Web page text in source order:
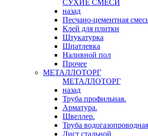
СУХИЕ СМЕСИ
назад
Песчано-цементная
Клей для плитки
Штукатурка
Шпатлевка
Наливной пол
Прочее
МЕТАЛЛОТОРГ
МЕТАЛЛОТОРГ
назад
Труба профильная.
Арматура.
Швеллер.
Труба
Лист стальной